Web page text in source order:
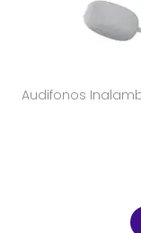
Audifonos